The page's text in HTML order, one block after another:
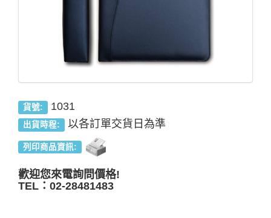
貨號: 1031
出貨時程: 以各訂單交貨日為準
列印商品資訊:
歡迎您來電詢問價格!
TEL：02-28481483